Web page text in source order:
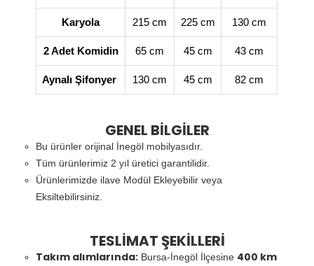
Karyola 215 cm 225 cm 130 cm
2 Adet Komidin 65 cm 45 cm 43 cm
Aynalı Şifonyer 130 cm 45 cm 82 cm
GENEL BİLGİLER
Bu ürünler orijinal İnegöl mobilyasıdır.
Tüm ürünlerimiz 2 yıl üretici garantilidir.
Ürünlerimizde ilave Modül Ekleyebilir veya
Eksiltebilirsiniz.
TESLİMAT ŞEKİLLERİ
Takım alımlarında: Bursa-İnegöl İlçesine 400 km